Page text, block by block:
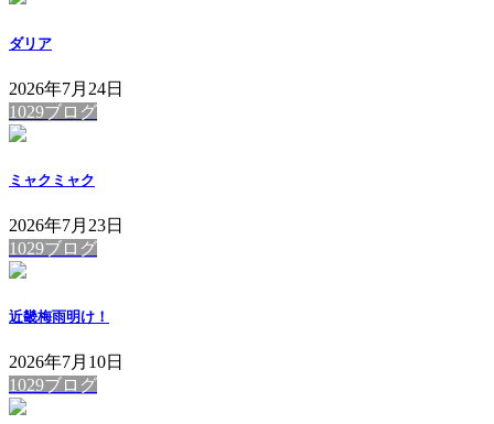
ダリア
2026年7月24日
1029ブログ
ミャクミャク
2026年7月23日
1029ブログ
近畿梅雨明け！
2026年7月10日
1029ブログ